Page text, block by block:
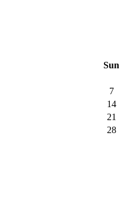
Sun
7
14
21
28